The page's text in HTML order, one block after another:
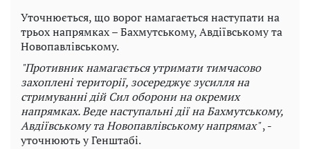
Уточнюється, що ворог намагається наступати на
трьох напрямках – Бахмутському, Авдіївському та
Новопавлівському.
"Противник намагається утримати тимчасово
захоплені території, зосереджує зусилля на
стримуванні дій Сил оборони на окремих
напрямках. Веде наступальні дії на Бахмутському,
Авдіївському та Новопавлівському напрямах", -
уточнюють у Генштабі.